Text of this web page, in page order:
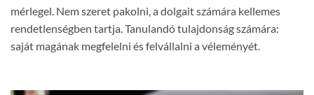
mérlegel. Nem szeret pakolni, a dolgait számára kellemes
rendetlenségben tartja. Tanulandó tulajdonság számára:
saját magának megfelelni és felvállalni a véleményét.